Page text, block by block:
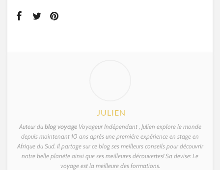
JULIEN
Auteur dublog voyageVoyageur Indépendant , Julien explore le monde
depuis maintenant 10 ans après une première expérience en stage en
Afrique du Sud. Il partage sur ce blog ses meilleurs conseils pour découvrir
notre belle planète ainsi que ses meilleures découvertes! Sa devise: Le
voyage est la meilleure des formations.